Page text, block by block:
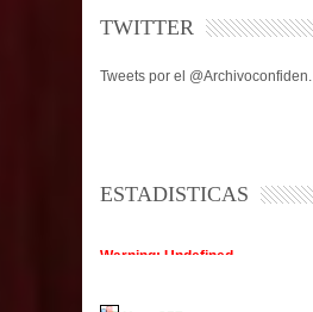
TWITTER
Tweets por el @Archivoconfiden.
ESTADISTICAS